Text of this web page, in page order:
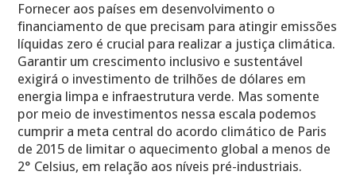
Fornecer aos países em desenvolvimento o
financiamento de que precisam para atingir emissões
líquidas zero é crucial para realizar a justiça climática.
Garantir um crescimento inclusivo e sustentável
exigirá o investimento de trilhões de dólares em
energia limpa e infraestrutura verde. Mas somente
por meio de investimentos nessa escala podemos
cumprir a meta central do acordo climático de Paris
de 2015 de limitar o aquecimento global a menos de
2° Celsius, em relação aos níveis pré-industriais.